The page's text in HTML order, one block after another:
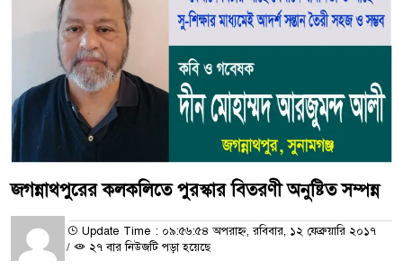
জগন্নাথপুরের কলকলিতে পুরস্কার বিতরণী অনুষ্টিত সম্পন্ন
Update Time : ০৯:৫৬:৫৪ অপরাহ্ন, রবিবার, ১২ ফেব্রুয়ারি ২০১৭
/
২৭ বার নিউজটি পড়া হয়েছে